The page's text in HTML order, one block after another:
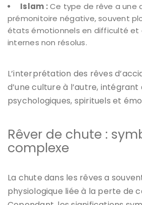
Islam :Ce type de rêve a une
prémonitoire négative, souvent
états émotionnels en difficulté et
internes non résolus.
L’interprétation des rêves
d’une culture à l’autre,
psychologiques, spirituels et
Rêver de chute :
complexe
La chute dans les rêves a
physiologique liée à la perte de